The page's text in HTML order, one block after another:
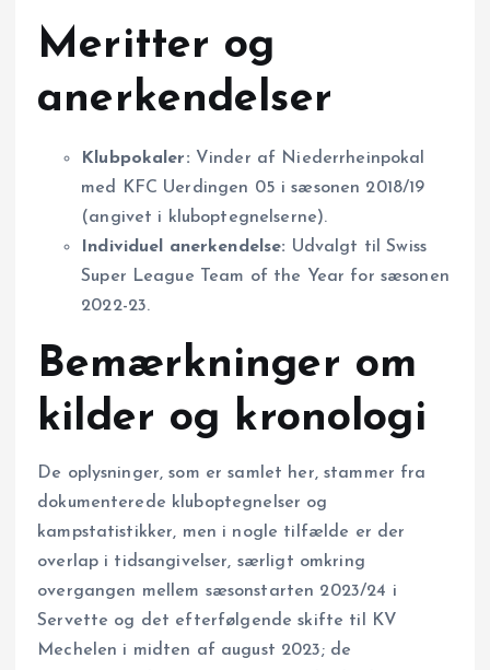
Meritter og
anerkendelser
Klubpokaler: Vinder af Niederrheinpokal
med KFC Uerdingen 05 i sæsonen 2018/19
(angivet i kluboptegnelserne).
Individuel anerkendelse: Udvalgt til Swiss
Super League Team of the Year for sæsonen
2022-23.
Bemærkninger om
kilder og kronologi
De oplysninger, som er samlet her, stammer fra
dokumenterede kluboptegnelser og
kampstatistikker, men i nogle tilfælde er der
overlap i tidsangivelser, særligt omkring
overgangen mellem sæsonstarten 2023/24 i
Servette og det efterfølgende skifte til KV
Mechelen i midten af august 2023; de